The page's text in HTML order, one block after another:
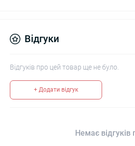
Відгуки
Відгуків про цей товар ще не було.
+ Додати відгук
Немає